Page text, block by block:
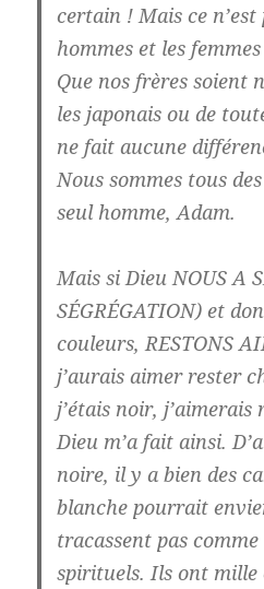
certain ! Mais ce n’est
hommes et les
Que nos frères soient
les japonais ou de
ne fait aucune
Nous sommes tous
seul homme, Adam.
Mais si Dieu NOUS A
SÉGRÉGATION) et
couleurs, RESTONS
j’aurais aimer rester
j’étais noir,
Dieu m’a fait ainsi.
noire, il y a bien des
blanche pourrait
tracassent pas
spirituels. Ils ont mille